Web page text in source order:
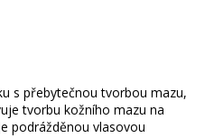
s přebytečnou tvorbou mazu,
tvorbu kožního mazu na
podrážděnou vlasovou